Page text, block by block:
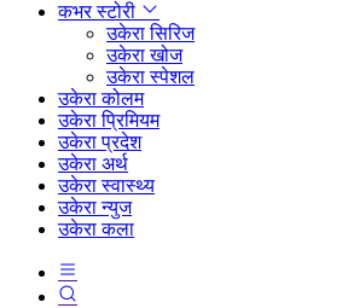
कभर स्टोरी
उकेरा सिरिज
उकेरा खोज
उकेरा स्पेशल
उकेरा कोलम
उकेरा प्रिमियम
उकेरा प्रदेश
उकेरा अर्थ
उकेरा स्वास्थ्य
उकेरा न्युज
उकेरा कला